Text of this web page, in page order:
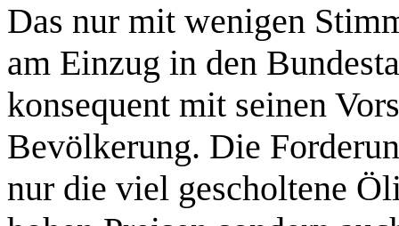
Das nur mit wenigen
am Einzug in den
konsequent mit seinen
Bevölkerung. Die
nur die viel gescholtene